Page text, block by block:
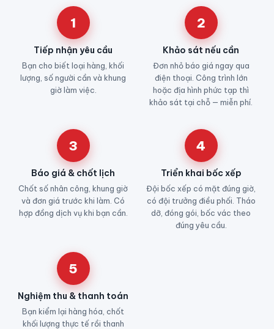
1
Tiếp nhận yêu cầu
Bạn cho biết loại hàng, khối
lượng, số người cần và khung
giờ làm việc.
2
Khảo sát nếu cần
Đơn nhỏ báo giá ngay qua
điện thoại. Công trình lớn
hoặc địa hình phức tạp thì
khảo sát tại chỗ — miễn phí.
3
Báo giá & chốt lịch
Chốt số nhân công, khung giờ
và đơn giá trước khi làm. Có
hợp đồng dịch vụ khi bạn cần.
4
Triển khai bốc xếp
Đội bốc xếp có mặt đúng giờ,
có đội trưởng điều phối. Tháo
dỡ, đóng gói, bốc vác theo
đúng yêu cầu.
5
Nghiệm thu & thanh toán
Bạn kiểm lại hàng hóa, chốt
khối lượng thực tế rồi thanh